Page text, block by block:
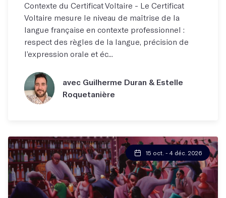
Contexte du Certificat Voltaire - Le Certificat
Voltaire mesure le niveau de maîtrise de la
langue française en contexte professionnel :
respect des règles de la langue, précision de
l’expression orale et éc...
avec Guilherme Duran & Estelle
Roquetanière
15 oct. - 4 déc. 2026